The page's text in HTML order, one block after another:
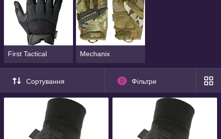
First Tactical Mechanix
Сортування 0 Фільтри